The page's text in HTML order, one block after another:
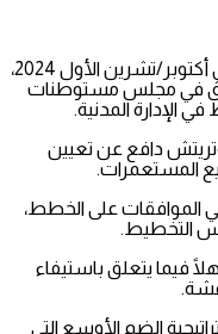
حدث تطور رئيسي في عملية التخطيط في أكتوبر/تشرين الأول 2024،
في مجلس مستوطنات
الإدارة المدنية.
دافع عن تعيين
المستعمرات.
الموافقات على الخطط،
التخطيط.
فيما يتعلق باستيفاء
الضم الأوسع التي